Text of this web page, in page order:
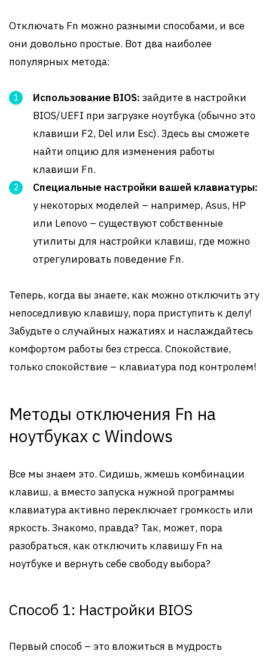
Отключать Fn можно разными способами, и все
они довольно простые. Вот два наиболее
популярных метода:
Использование BIOS: зайдите в настройки
BIOS/UEFI при загрузке ноутбука (обычно это
клавиши F2, Del или Esc). Здесь вы сможете
найти опцию для изменения работы
клавиши Fn.
Специальные настройки вашей клавиатуры:
у некоторых моделей – например, Asus, HP
или Lenovo – существуют собственные
утилиты для настройки клавиш, где можно
отрегулировать поведение Fn.
Теперь, когда вы знаете, как можно отключить эту
непоседливую клавишу, пора приступить к делу!
Забудьте о случайных нажатиях и наслаждайтесь
комфортом работы без стресса. Спокойствие,
только спокойствие – клавиатура под контролем!
Методы отключения Fn на
ноутбуках с Windows
Все мы знаем это. Сидишь, жмешь комбинации
клавиш, а вместо запуска нужной программы
клавиатура активно переключает громкость или
яркость. Знакомо, правда? Так, может, пора
разобраться, как отключить клавишу Fn на
ноутбуке и вернуть себе свободу выбора?
Способ 1: Настройки BIOS
Первый способ – это вложиться в мудрость